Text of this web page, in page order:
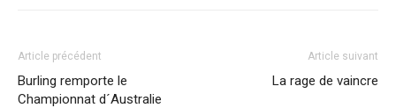
Article précédent
Burling remporte le
Championnat d´Australie
Article suivant
La rage de vaincre